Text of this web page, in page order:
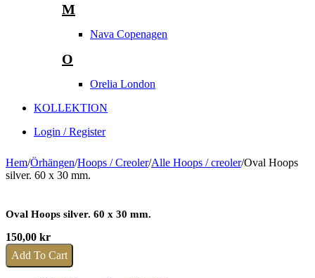
M
Nava Copenagen
O
Orelia London
KOLLEKTION
Login / Register
Hem/Örhängen/Hoops / Creoler/Alle Hoops / creoler/Oval Hoops
silver. 60 x 30 mm.
Oval Hoops silver. 60 x 30 mm.
150,00 kr
Add To Cart